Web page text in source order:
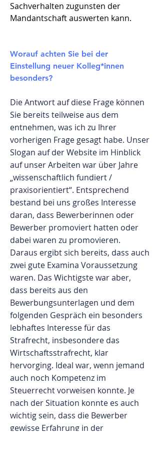
Sachverhalten zugunsten der
Mandantschaft auswerten kann.
Worauf achten Sie bei der
Einstellung neuer Kolleg*innen
besonders?
Die Antwort auf diese Frage können
Sie bereits teilweise aus dem
entnehmen, was ich zu Ihrer
vorherigen Frage gesagt habe. Unser
Slogan auf der Website im Hinblick
auf unser Arbeiten war über Jahre
„wissenschaftlich fundiert /
praxisorientiert“. Entsprechend
bestand bei uns großes Interesse
daran, dass Bewerberinnen oder
Bewerber promoviert hatten oder
dabei waren zu promovieren.
Daraus ergibt sich bereits, dass auch
zwei gute Examina Voraussetzung
waren. Das Wichtigste war aber,
dass bereits aus den
Bewerbungsunterlagen und dem
folgenden Gespräch ein besonders
lebhaftes Interesse für das
Strafrecht, insbesondere das
Wirtschaftsstrafrecht, klar
hervorging. Ideal war, wenn jemand
auch noch Kompetenz im
Steuerrecht vorweisen konnte. Je
nach der Situation konnte es auch
wichtig sein, dass die Bewerber
gewisse Erfahrung in der